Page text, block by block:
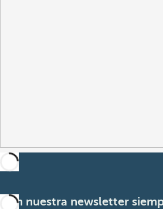
Con nuestra newsletter